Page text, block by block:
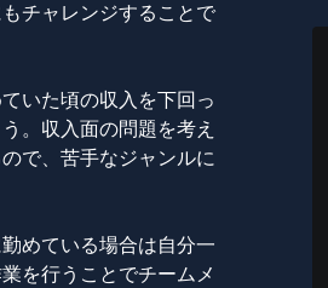
チャレンジすることで
いた頃の収入を下回っ
。収入面の問題を考え
で、苦手なジャンルに
めている場合は自分一
を行うことでチームメ